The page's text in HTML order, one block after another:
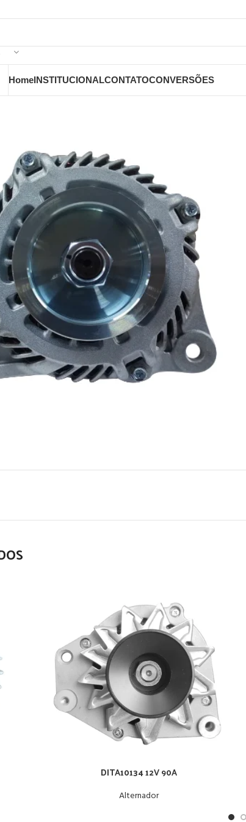
HomeINSTITUCIONALCONTATOCONVERSÕES
DITA10134 12V 90A
Alternador